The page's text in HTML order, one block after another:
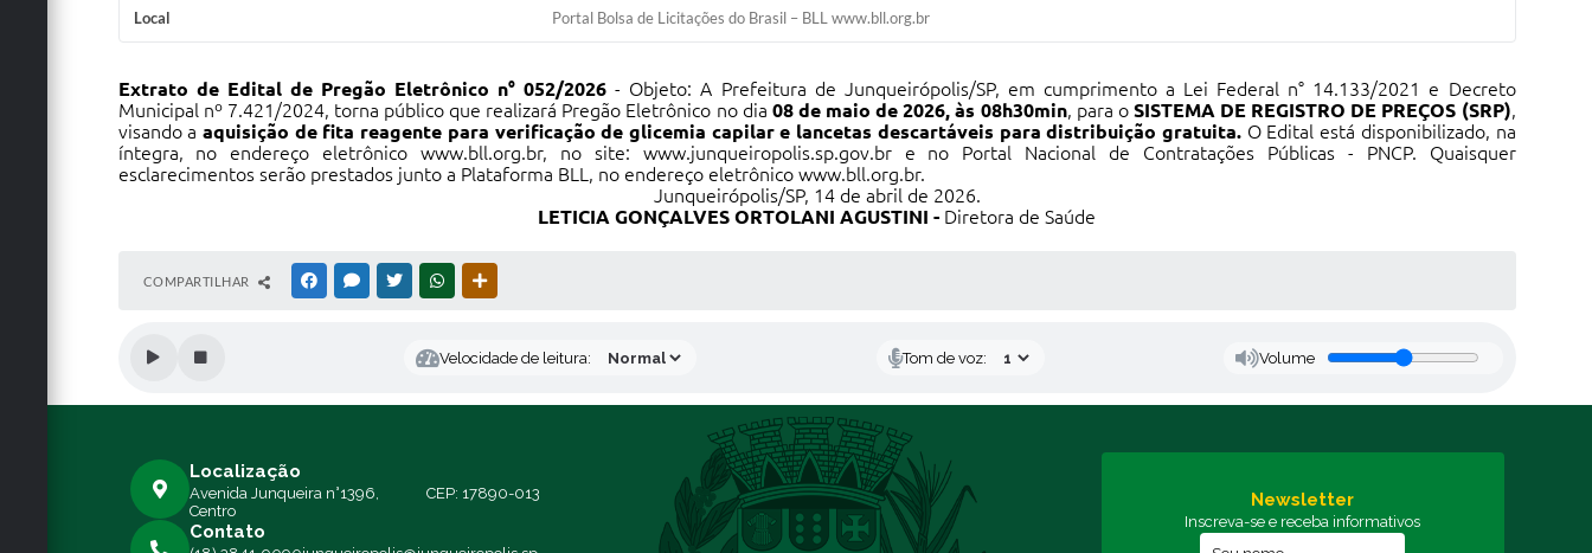
Local Portal Bolsa de Licitações do Brasil – BLL www.bll.org.br
Extrato de Edital de Pregão Eletrônico n° 052/2026 - Objeto: A Prefeitura de Junqueirópolis/SP, em cumprimento a Lei Federal n° 14.133/2021 e Decreto
Municipal nº 7.421/2024, torna público que realizará Pregão Eletrônico no dia 08 de maio de 2026, às 08h30min, para o SISTEMA DE REGISTRO DE PREÇOS (SRP),
visando a aquisição de fita reagente para verificação de glicemia capilar e lancetas descartáveis para distribuição gratuita.O Edital está disponibilizado, na
íntegra, no endereço eletrônicowww.bll.org.br, no site: www.junqueiropolis.sp.gov.bre no Portal Nacional de Contratações Públicas - PNCP. Quaisquer
esclarecimentos serão prestados junto a Plataforma BLL, no endereço eletrônico www.bll.org.br.
Junqueirópolis/SP, 14 de abril de 2026.
LETICIA GONÇALVES ORTOLANI AGUSTINI - Diretora de Saúde
COMPARTILHAR FACEBOOKMESSENGER
TWITTERWHATSAPP
Velocidade de leitura: Tom de voz: Volume
Localização
Avenida Junqueira n°1396,
Centro
CEP: 17890-013
Contato
Newsletter
Inscreva-se e receba informativos